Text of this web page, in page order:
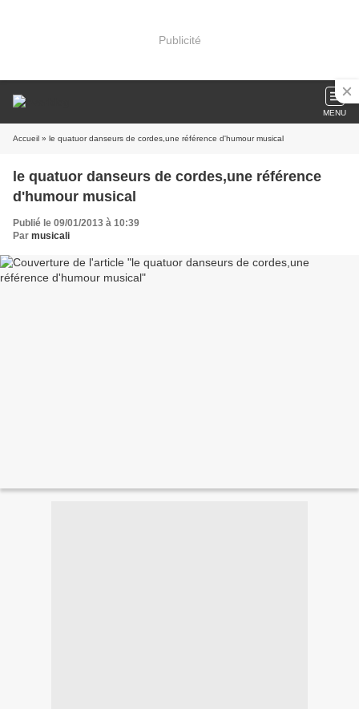
Publicité
MENU
Accueil » le quatuor danseurs de cordes,une référence d'humour musical
le quatuor danseurs de cordes,une référence
d'humour musical
Publié le 09/01/2013 à 10:39
Par musicali